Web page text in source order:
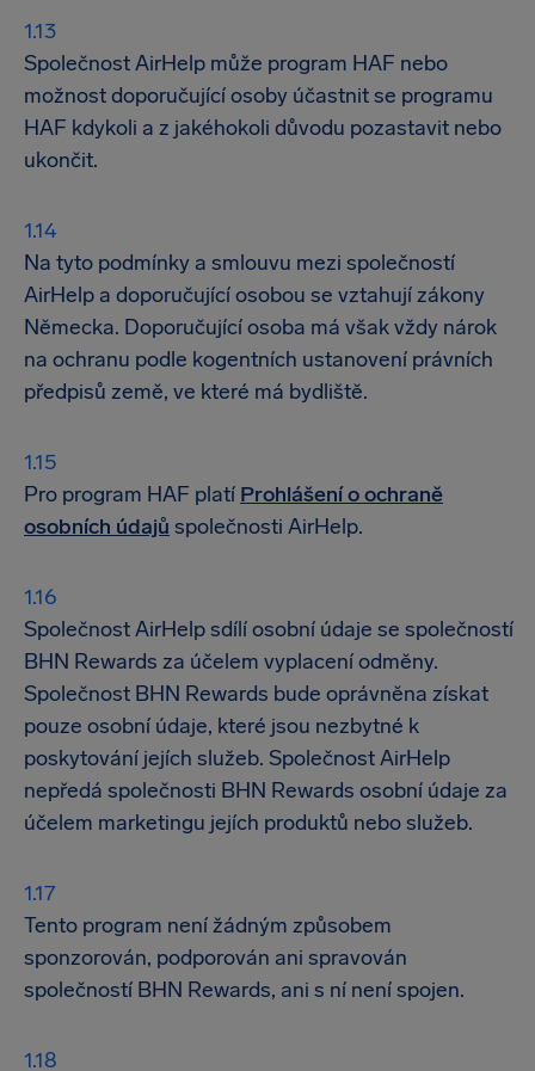
Společnost AirHelp může program HAF nebo
možnost doporučující osoby účastnit se programu
HAF kdykoli a z jakéhokoli důvodu pozastavit nebo
ukončit.
Na tyto podmínky a smlouvu mezi společností
AirHelp a doporučující osobou se vztahují zákony
Německa. Doporučující osoba má však vždy nárok
na ochranu podle kogentních ustanovení právních
předpisů země, ve které má bydliště.
Pro program HAF platí Prohlášení o ochraně
osobních údajů společnosti AirHelp.
Společnost AirHelp sdílí osobní údaje se společností
BHN Rewards za účelem vyplacení odměny.
Společnost BHN Rewards bude oprávněna získat
pouze osobní údaje, které jsou nezbytné k
poskytování jejích služeb. Společnost AirHelp
nepředá společnosti BHN Rewards osobní údaje za
účelem marketingu jejích produktů nebo služeb.
Tento program není žádným způsobem
sponzorován, podporován ani spravován
společností BHN Rewards, ani s ní není spojen.